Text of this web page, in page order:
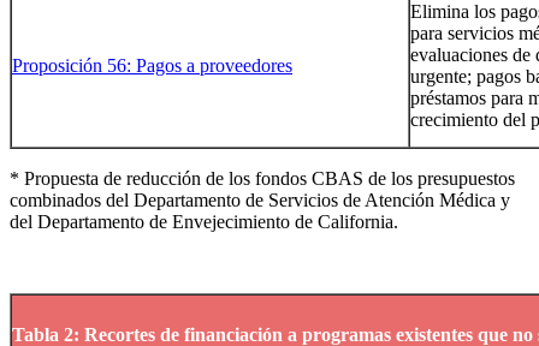
Proposición 56: Pagos a proveedores
Elimina los
para servicios
evaluaciones de
urgente; pagos
préstamos para
crecimiento del
* Propuesta de reducción de los fondos CBAS de los presupuestos
combinados del Departamento de Servicios de Atención Médica y
del Departamento de Envejecimiento de California.
Tabla 2: Recortes de financiación a programas existentes que